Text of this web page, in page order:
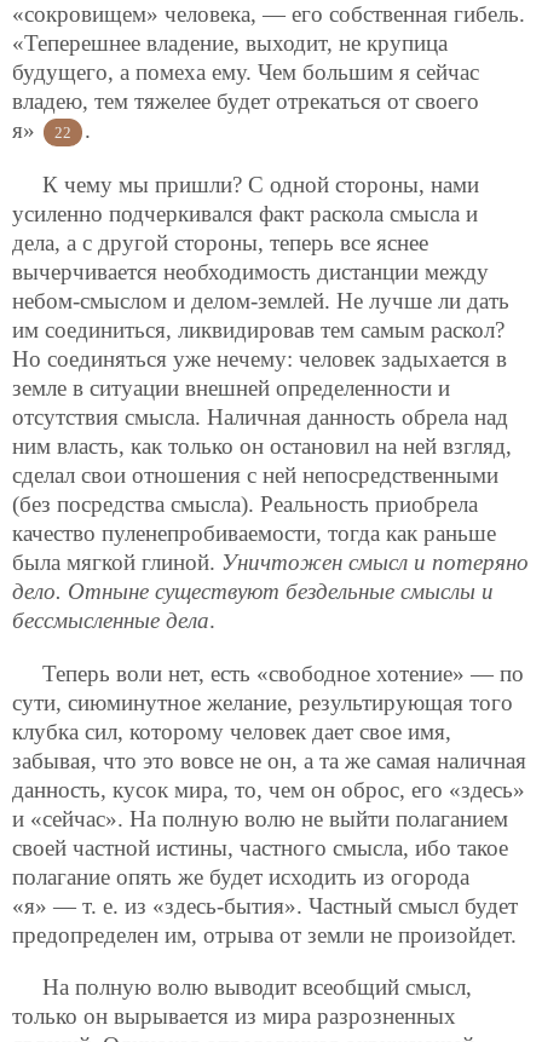
«сокровищем» человека, — его собственная гибель.
«Теперешнее владение, выходит, не крупица
будущего, а помеха ему. Чем большим я сейчас
владею, тем тяжелее будет отрекаться от своего
я»
22 .
К чему мы пришли? С одной стороны, нами
усиленно подчеркивался факт раскола смысла и
дела, а с другой стороны, теперь все яснее
вычерчивается необходимость дистанции между
небом-смыслом и делом-землей. Не лучше ли дать
им соединиться, ликвидировав тем самым раскол?
Но соединяться уже нечему: человек задыхается в
земле в ситуации внешней определенности и
отсутствия смысла. Наличная данность обрела над
ним власть, как только он остановил на ней взгляд,
сделал свои отношения с ней непосредственными
(без посредства смысла). Реальность приобрела
качество пуленепробиваемости, тогда как раньше
была мягкой глиной. Уничтожен смысл и потеряно
дело. Отныне существуют бездельные смыслы и
бессмысленные дела.
Теперь воли нет, есть «свободное хотение» — по
сути, сиюминутное желание, результирующая того
клубка сил, которому человек дает свое имя,
забывая, что это вовсе не он, а та же самая наличная
данность, кусок мира, то, чем он оброс, его «здесь»
и «сейчас». На полную волю не выйти полаганием
своей частной истины, частного смысла, ибо такое
полагание опять же будет исходить из огорода
«я» — т. е. из «здесь-бытия». Частный смысл будет
предопределен им, отрыва от земли не произойдет.
На полную волю выводит всеобщий смысл,
только он вырывается из мира разрозненных